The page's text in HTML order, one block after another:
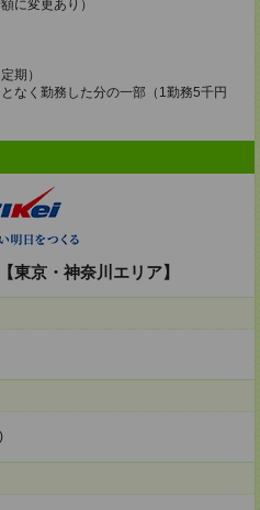
に変更あり）
期）
なく勤務した分の一部（1勤務5千円
京・神奈川エリア】